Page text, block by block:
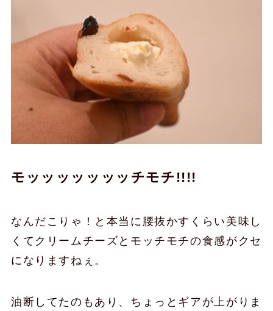
モッッッッッッッチモチ!!!!
なんだこりゃ！と本当に腰抜かすくらい美味し
くてクリームチーズとモッチモチの食感がクセ
になりますねぇ。
油断してたのもあり、ちょっとギアが上がりま